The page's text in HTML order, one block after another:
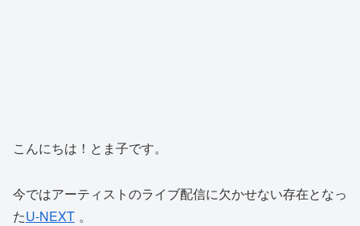
こんにちは！とま子です。
今ではアーティストのライブ配信に欠かせない存在となっ
たU-NEXT 。